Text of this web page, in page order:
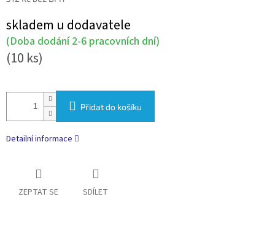
cena:
skladem u dodavatele
(Doba dodání 2-6 pracovních dní)
(10 ks)
Přidat do košíku
Detailní informace
ZEPTAT SE SDÍLET